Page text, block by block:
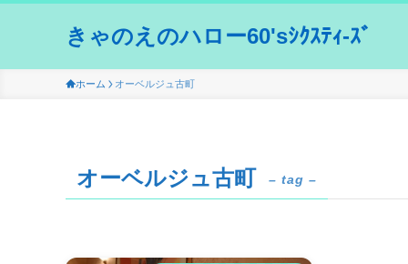
きゃのえのハロー60'sｼｸｽﾃｨ-ｽﾞ
ホーム オーベルジュ古町
オーベルジュ古町 – tag –